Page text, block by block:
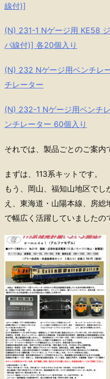
線付)]
(N) 231-1 Nゲージ用 KE58
パ線付)] 各20個入り
(N) 232 Nゲージ用ベンチレ
チレーター
(N) 232-1 Nゲージ用ベンチ
ンチレーター 60個入り
それでは、製品ごとのご案内
まずは、113系キットです。
もう、岡山、福知山地区でし
え、東海道・山陽本線、房
で幅広く活躍していましたの